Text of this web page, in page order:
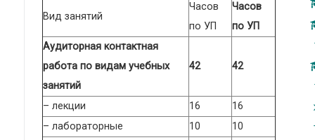
Вид занятий
Часов
по УП
Часов
по УП
Аудиторная контактная
работа по видам учебных
занятий
42 42
– лекции 16
16
– лабораторные
10
10